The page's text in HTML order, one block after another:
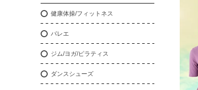
健康体操/フィットネス
バレエ
ジム/ヨガ/ピラティス
ダンスシューズ